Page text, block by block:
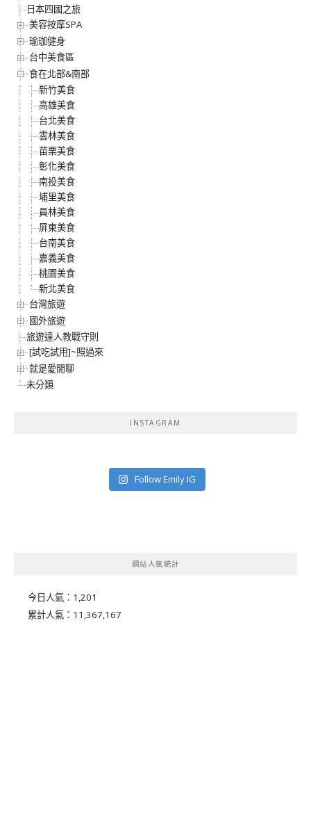
日本四國之旅
美容按摩SPA
瑜珈健身
台中美食區
食在北部&南部
新竹美食
高雄美食
台北美食
雲林美食
苗栗美食
彰化美食
南投美食
埔里美食
員林美食
屏東美食
台南美食
嘉義美食
桃園美食
新北美食
台灣旅遊
國外旅遊
旅遊達人教戰守則
[試吃試用]~照過來
就是愛閒聊
未分類
INSTAGRAM
Follow Emily IG
網站人氣統計
今日人氣： 1,201
累計人氣： 11,367,167